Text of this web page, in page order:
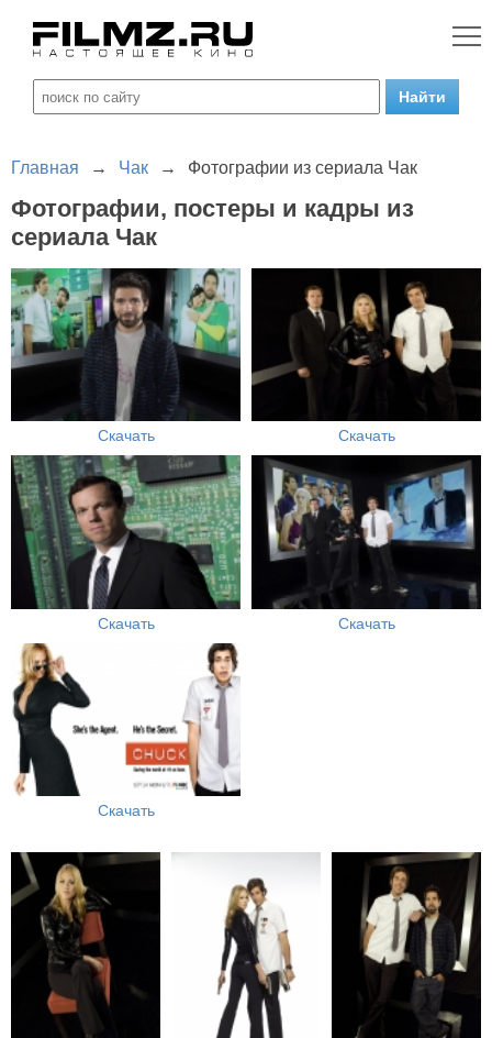
Главная → Чак → Фотографии из сериала Чак
Фотографии, постеры и кадры из
сериала Чак
Скачать Скачать
Скачать Скачать
Скачать